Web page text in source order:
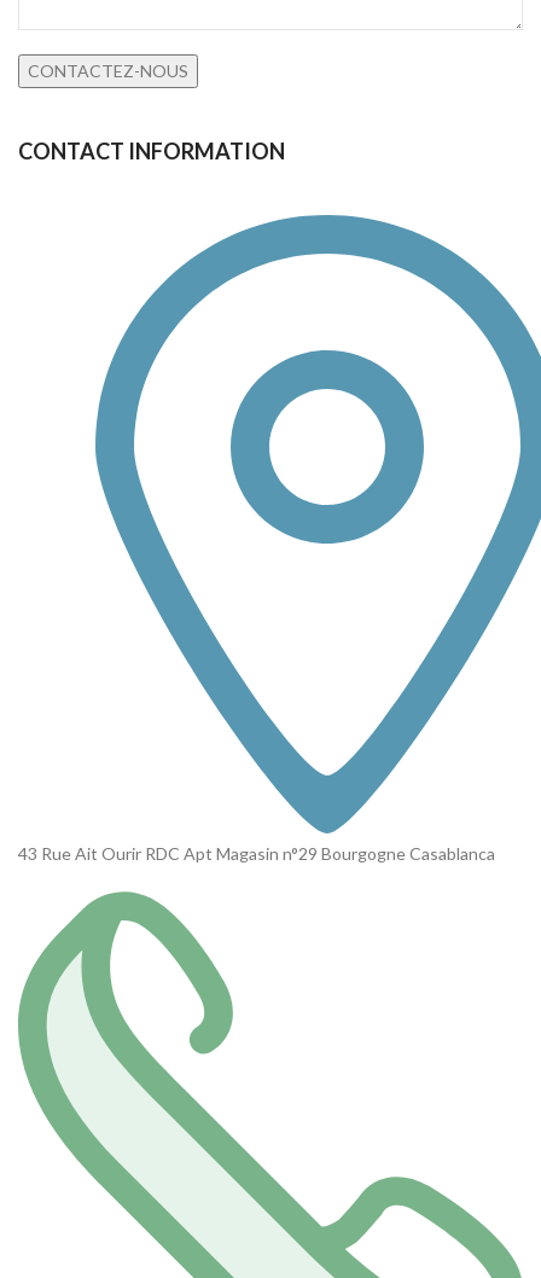
CONTACT INFORMATION
43 Rue Ait Ourir RDC Apt Magasin n°29 Bourgogne Casablanca